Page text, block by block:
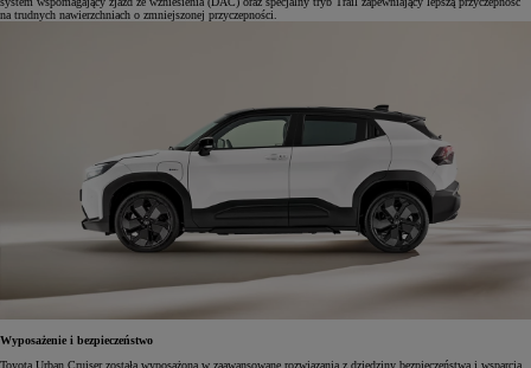
na trudnych nawierzchniach o zmniejszonej przyczepności.
Wyposażenie i bezpieczeństwo
Toyota Urban Cruiser została wyposażona w zaawansowane rozwiązania z dziedziny bezpieczeństwa i wsparcia